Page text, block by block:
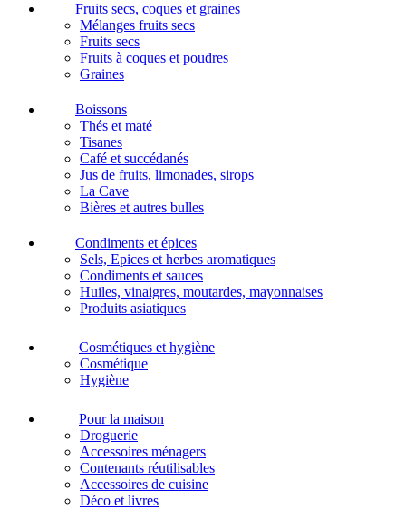
Fruits secs, coques et graines
Mélanges fruits secs
Fruits secs
Fruits à coques et poudres
Graines
Boissons
Thés et maté
Tisanes
Café et succédanés
Jus de fruits, limonades, sirops
La Cave
Bières et autres bulles
Condiments et épices
Sels, Epices et herbes aromatiques
Condiments et sauces
Huiles, vinaigres, moutardes, mayonnaises
Produits asiatiques
Cosmétiques et hygiène
Cosmétique
Hygiène
Pour la maison
Droguerie
Accessoires ménagers
Contenants réutilisables
Accessoires de cuisine
Déco et livres